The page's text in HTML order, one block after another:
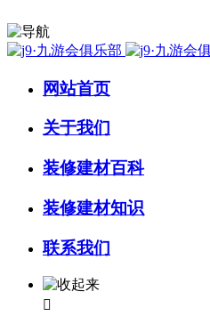
网站首页
关于我们
装修建材百科
装修建材知识
联系我们
